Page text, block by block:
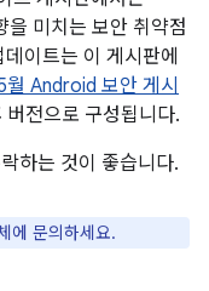
미치는 보안 취약점
이트는 이 게시판에
Android 보안 게시
전으로 구성됩니다.
하는 것이 좋습니다.
에 문의하세요.